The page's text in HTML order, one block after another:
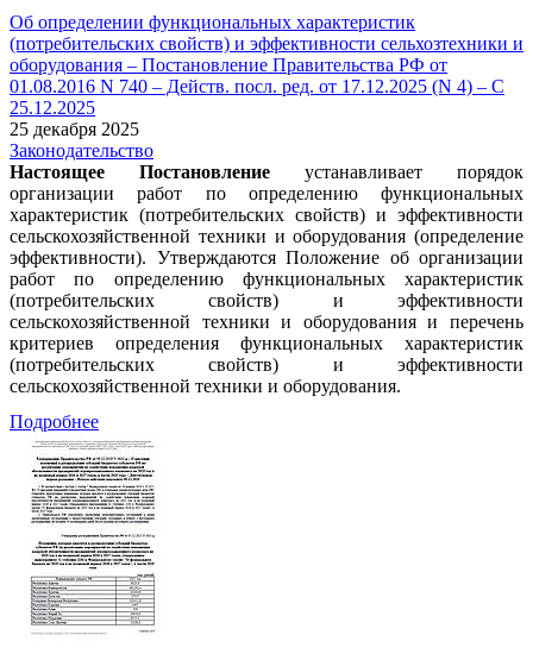
Об определении функциональных характеристик
(потребительских свойств) и эффективности сельхозтехники и
оборудования – Постановление Правительства РФ от
01.08.2016 N 740 – Действ. посл. ред. от 17.12.2025 (N 4) – С
25.12.2025
25 декабря 2025
Законодательство
Настоящее Постановление устанавливает порядок
организации работ по определению функциональных
характеристик (потребительских свойств) и эффективности
сельскохозяйственной техники и оборудования (определение
эффективности). Утверждаются Положение об организации
работ по определению функциональных характеристик
(потребительских свойств) и эффективности
сельскохозяйственной техники и оборудования и перечень
критериев определения функциональных характеристик
(потребительских свойств) и эффективности
сельскохозяйственной техники и оборудования.
Подробнее